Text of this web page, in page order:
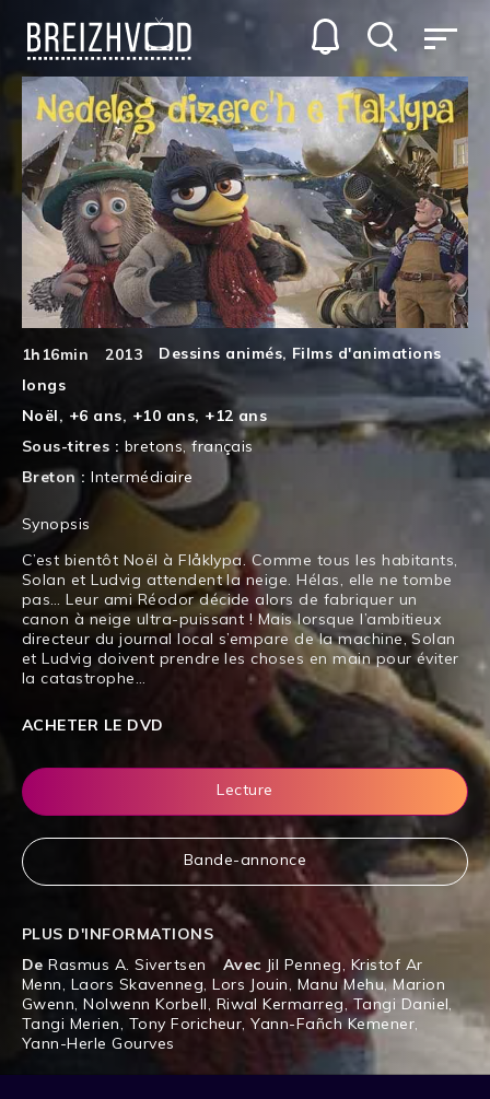
1h16min 2013 Dessins animés, Films d'animations
longs
Noël, +6 ans, +10 ans, +12 ans
Sous-titres : bretons,français
Breton :Intermédiaire
Synopsis
C’est bientôt Noël à Flåklypa. Comme tous les habitants,
Solan et Ludvig attendent la neige. Hélas, elle ne tombe
pas… Leur ami Réodor décide alors de fabriquer un
canon à neige ultra-puissant ! Mais lorsque l’ambitieux
directeur du journal local s’empare de la machine, Solan
et Ludvig doivent prendre les choses en main pour éviter
la catastrophe…
ACHETER LE DVD
Lecture
Bande-annonce
PLUS D'INFORMATIONS
De Rasmus A. Sivertsen Avec Jil Penneg Kristof Ar
Menn Laors Skavenneg ,Lors Jouin Manu Mehu,Marion
Gwenn ,Nolwenn Korbell Riwal Kermarreg ,Tangi Daniel
Tangi Merien Tony Foricheur ,Yann-Fañch Kemener
Yann-Herle Gourves